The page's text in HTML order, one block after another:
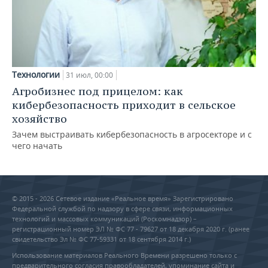
Технологии 31 июл, 00:00
Агробизнес под прицелом: как
кибербезопасность приходит в сельское
хозяйство
Зачем выстраивать кибербезопасность в агросекторе и с
чего начать
© 2015 - 2026 Сетевое издание «Реальное время» Зарегистрировано
Федеральной службой по надзору в сфере связи, информационных
технологий и массовых коммуникаций (Роскомнадзор) –
регистрационный номер ЭЛ № ФС 77 - 79627 от 18 декабря 2020 г. (ранее
свидетельство Эл № ФС 77-59331 от 18 сентября 2014 г.)
Использование материалов Реального Времени разрешено только с
предварительного согласия правообладателей, упоминание сайта и